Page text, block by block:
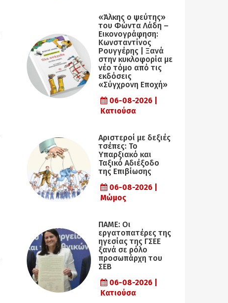
«Άλκης ο ψεύτης»
του Φώντα Λάδη –
Εικονογράφηση:
Κωνσταντίνος
Ρουγγέρης | Ξανά
στην κυκλοφορία με
νέο τόμο από τις
εκδόσεις
«Σύγχρονη Εποχή»
06-08-2026 |
Κατιούσα
Αριστεροί με δεξιές
τσέπες: Το
Υπαρξιακό και
Ταξικό Αδιέξοδο
της Επιβίωσης
06-08-2026 |
Μώμος
ΠΑΜΕ: Οι
εργατοπατέρες της
ηγεσίας της ΓΣΕΕ
ξανά σε ρόλο
προσωπάρχη του
ΣΕΒ
06-08-2026 |
Κατιούσα